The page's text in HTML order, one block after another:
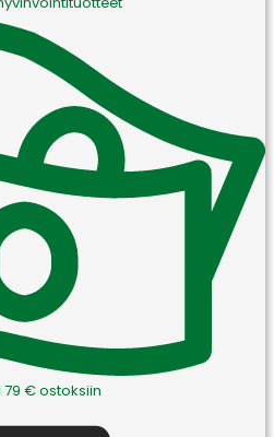
€ ostoksiin